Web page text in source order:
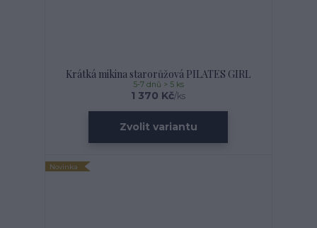
Krátká mikina starorůžová PILATES GIRL
1 370 Kč/ks
5-7 dnů > 5 ks
Zvolit variantu
Novinka